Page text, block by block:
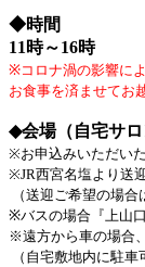
◆時間
11時～16時
※コロナ渦の影響に
お食事を済ませてお
◆会場（自宅サロ
※お申込みいただい
※JR西宮名塩より送
（送迎ご希望の場合
※バスの場合『上山
※遠方から車の場合
（自宅敷地内に駐車